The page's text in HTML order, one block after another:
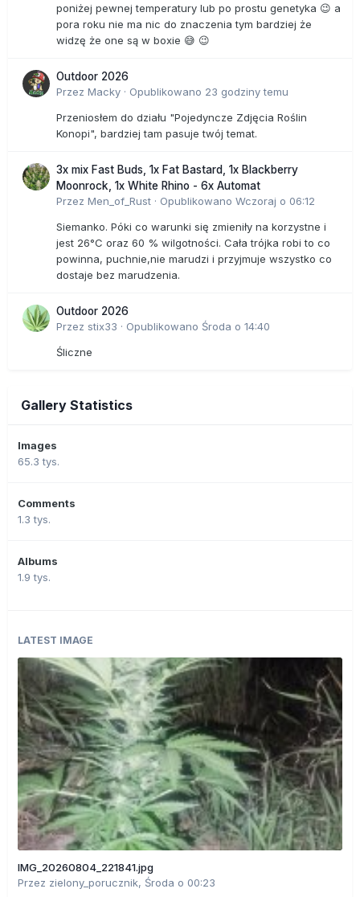
poniżej pewnej temperatury lub po prostu genetyka 😉 a
pora roku nie ma nic do znaczenia tym bardziej że
widzę że one są w boxie 😅 😉
Outdoor 2026
Przez Macky · Opublikowano 23 godziny temu
Przeniosłem do działu "Pojedyncze Zdjęcia Roślin
Konopi", bardziej tam pasuje twój temat.
3x mix Fast Buds, 1x Fat Bastard, 1x Blackberry
Moonrock, 1x White Rhino - 6x Automat
Przez Men_of_Rust · Opublikowano Wczoraj o 06:12
Siemanko. Póki co warunki się zmieniły na korzystne i
jest 26°C oraz 60 % wilgotności. Cała trójka robi to co
powinna, puchnie,nie marudzi i przyjmuje wszystko co
dostaje bez marudzenia.
Outdoor 2026
Przez stix33 · Opublikowano Środa o 14:40
Śliczne
Gallery Statistics
Images
65.3 tys.
Comments
1.3 tys.
Albums
1.9 tys.
LATEST IMAGE
IMG_20260804_221841.jpg
Przez zielony_porucznik, Środa o 00:23